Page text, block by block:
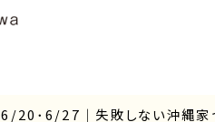
6/20･6/27｜失敗しない沖縄家